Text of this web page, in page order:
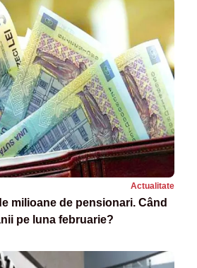
Actualitate
milioane de pensionari. Când
pe luna februarie?